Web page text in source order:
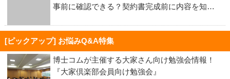
事前に確認できる？契約書完成前に内容を知…
[ピックアップ] お悩みQ&A特集
博士コムが主催する大家さん向け勉強会情報！
『大家倶楽部会員向け勉強会』